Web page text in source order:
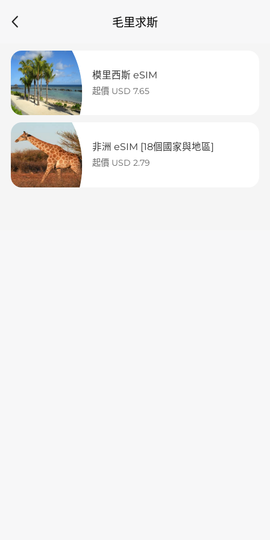
毛里求斯
模里西斯 eSIM
起價 USD 7.65
非洲 eSIM [18個國家與地區]
起價 USD 2.79